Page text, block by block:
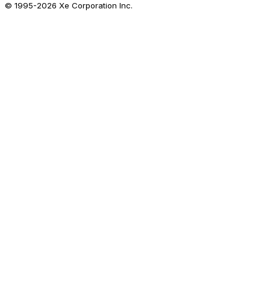
© 1995-2026 Xe Corporation Inc.